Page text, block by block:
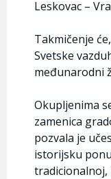
Leskovac –
Takmičenje
Svetske
međunarodni
Okupljenima
zamenica
pozvala je
istorijsku